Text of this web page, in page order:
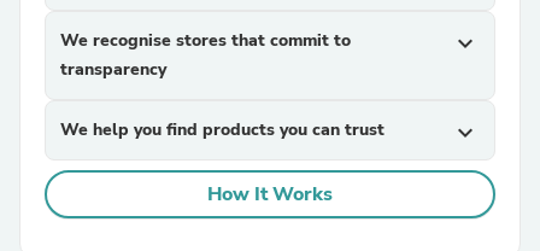
We recognise stores that commit to
transparency
expand_more
We help you find products you can trust expand_more
How It Works